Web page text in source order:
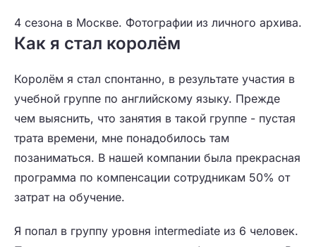
4 сезона в Москве. Фотографии из личного архива.
Как я стал королём
Королём я стал спонтанно, в результате участия в
учебной группе по английскому языку. Прежде
чем выяснить, что занятия в такой группе - пустая
трата времени, мне понадобилось там
позаниматься. В нашей компании была прекрасная
программа по компенсации сотрудникам 50% от
затрат на обучение.
Я попал в группу уровня intermediate из 6 человек.